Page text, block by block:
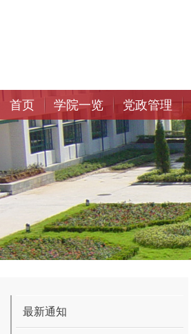
首页 学院一览 党政管理
最新通知